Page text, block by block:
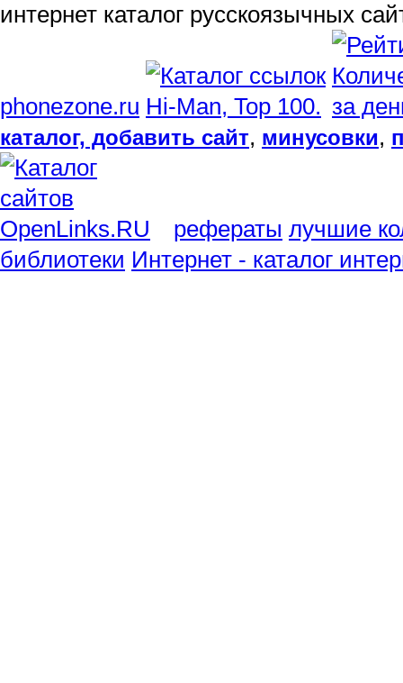
интернет каталог русскоязычных
phonezone.ru
каталог, добавить сайт, минусовки,
рефераты лучшие
библиотеки Интернет - каталог